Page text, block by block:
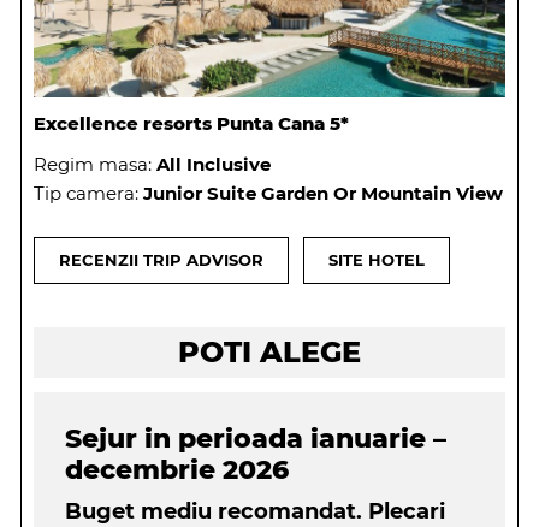
Excellence resorts Punta Cana 5*
Regim masa: All Inclusive
Tip camera: Junior Suite Garden Or Mountain View
RECENZII TRIP ADVISOR SITE HOTEL
POTI ALEGE
Sejur in perioada ianuarie –
decembrie 2026
Buget mediu recomandat. Plecari